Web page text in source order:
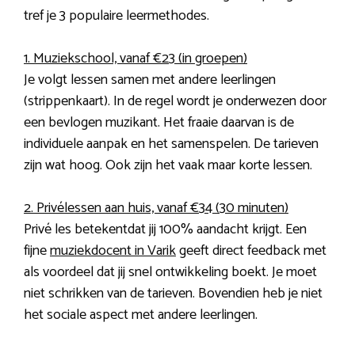
tref je 3 populaire leermethodes.
1. Muziekschool, vanaf €23 (in groepen)
Je volgt lessen samen met andere leerlingen
(strippenkaart). In de regel wordt je onderwezen door
een bevlogen muzikant. Het fraaie daarvan is de
individuele aanpak en het samenspelen. De tarieven
zijn wat hoog. Ook zijn het vaak maar korte lessen.
2. Privélessen aan huis, vanaf €34 (30 minuten)
Privé les betekentdat jij 100% aandacht krijgt. Een
fijnemuziekdocent in Varikgeeft direct feedback met
als voordeel dat jij snel ontwikkeling boekt. Je moet
niet schrikken van de tarieven. Bovendien heb je niet
het sociale aspect met andere leerlingen.